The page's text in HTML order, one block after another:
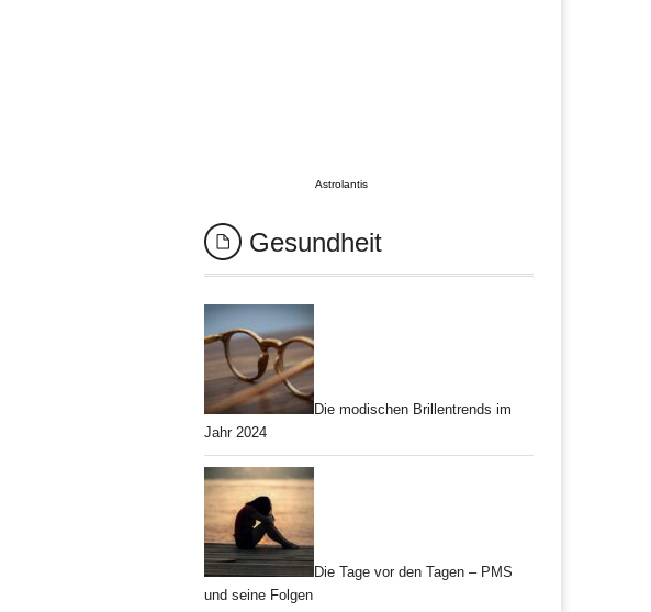
Astrolantis
Gesundheit
Die modischen Brillentrends im
Jahr 2024
Die Tage vor den Tagen – PMS
und seine Folgen